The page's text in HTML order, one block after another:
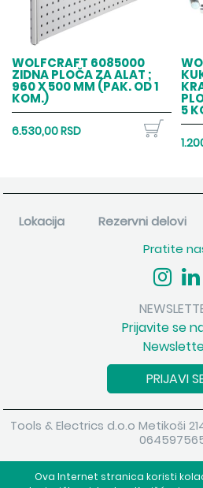
Ova Internet stranica koristi
WOLFCRAFT 6085000
ZIDNA PLOČA ZA ALAT ;
960 X 500 MM (PAK. OD 1
KOM.)
6.530,00 RSD
5
Lokacija Rezervni delovi
Pratite
Prijavite se
PRIJAVI
Tools & Electrics d.o.o Metikoši
Powered by